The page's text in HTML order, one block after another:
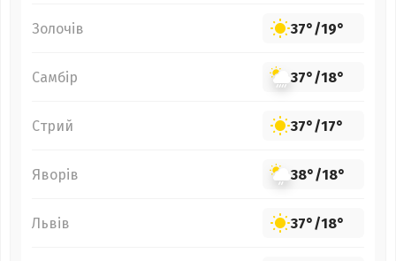
Золочів 37°/19°
Самбір 37°/18°
Стрий 37°/17°
Яворів 38°/18°
Львів 37°/18°